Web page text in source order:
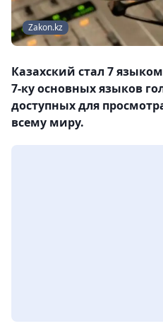
Zakon.kz
Казахский стал 7
7-ку основных языков
доступных для
всему миру.